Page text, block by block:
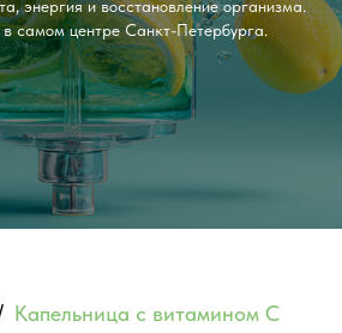
энергия и восстановление организма.
самом центре Санкт-Петербурга.
Капельница с витамином C